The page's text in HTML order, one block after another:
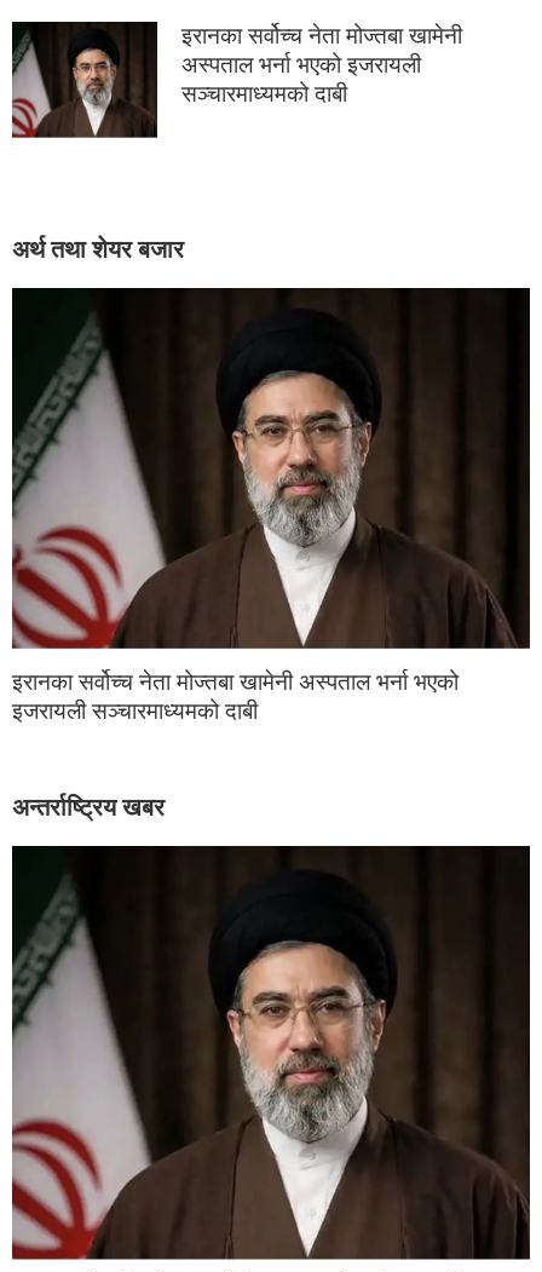
इरानका सर्वोच्च नेता मोज्तबा खामेनी
अस्पताल भर्ना भएको इजरायली
सञ्चारमाध्यमको दाबी
अर्थ तथा शेयर बजार
इरानका सर्वोच्च नेता मोज्तबा खामेनी अस्पताल भर्ना भएको
इजरायली सञ्चारमाध्यमको दाबी
अन्तर्राष्ट्रिय खबर